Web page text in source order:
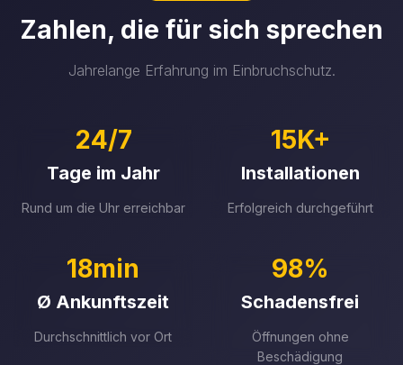
Zahlen, die für sich sprechen
Jahrelange Erfahrung im Einbruchschutz.
24/7
Tage im Jahr
Rund um die Uhr erreichbar
15K+
Installationen
Erfolgreich durchgeführt
18min
Ø Ankunftszeit
Durchschnittlich vor Ort
98%
Schadensfrei
Öffnungen ohne
Beschädigung